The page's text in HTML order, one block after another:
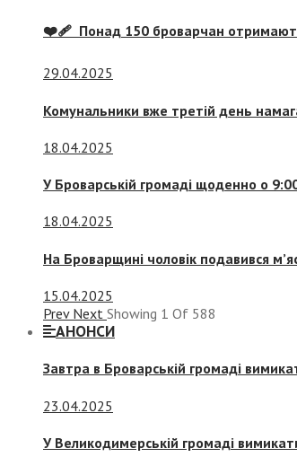
❤️‍🩹 Понад 150 броварчан
29.04.2025
Комунальники вже третій день
18.04.2025
У Броварській громаді щоденно о
18.04.2025
На Броварщині чоловік подавився
15.04.2025
Prev Next Showing 1 Of 588
АНОНСИ
Завтра в Броварській громаді
23.04.2025
У Великодимерській громаді